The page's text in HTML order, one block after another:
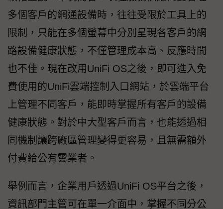
多個客戶的網通設備時，往往受限於工具上的
限制，只能在多個螢幕中分別呈現各客戶的網
路設備健康狀態，不僅管理成本高、反應時間
也不佳。現在改用UniFi OS之後，即可進入免
費使用的UniFi雲端控制入口網站，於雲端平台
上管理不同客戶，能即時掌握所有客戶的設備
健康狀態。對於中大型客戶而言，也能透過相
同機制讓跨廠區管理變得更容易，且無需額外
付費給公有雲業者。
舉例而言，企業用戶透過UniFi OS平台之後，
資訊部門主管可在單一介面中，掌握不同分公